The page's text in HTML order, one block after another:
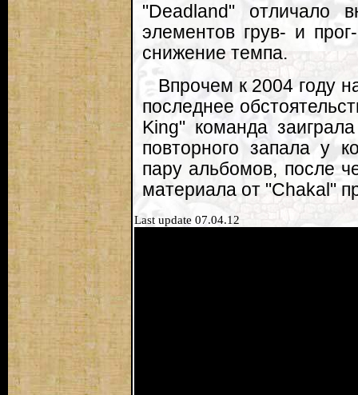
"Deadland" отличало
элементов грув- и
снижение темпа.
Впрочем к 2004 году
последнее
King" команда
повторного запала у
пару альбомов, после
материала от "Chakal"
Last update 07.04.12